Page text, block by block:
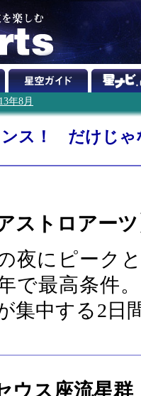
年8月
ス！ だけじゃ
ストロアー
夜にピーク
で最高条件
集中する2日
ウス座流星群